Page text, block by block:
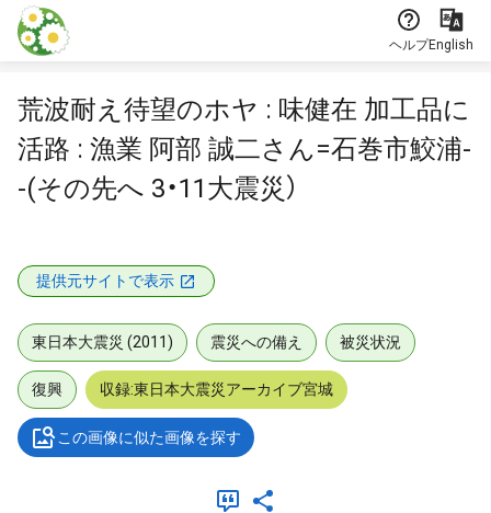
本文に飛ぶ
ヘルプEnglish
荒波耐え待望のホヤ : 味健在 加工品に
活路 : 漁業 阿部 誠二さん=石巻市鮫浦-
-(その先へ 3・11大震災）
提供元サイトで表示
東日本大震災 (2011) 震災への備え 被災状況
復興 収録:東日本大震災アーカイブ宮城
この画像に似た画像を探す